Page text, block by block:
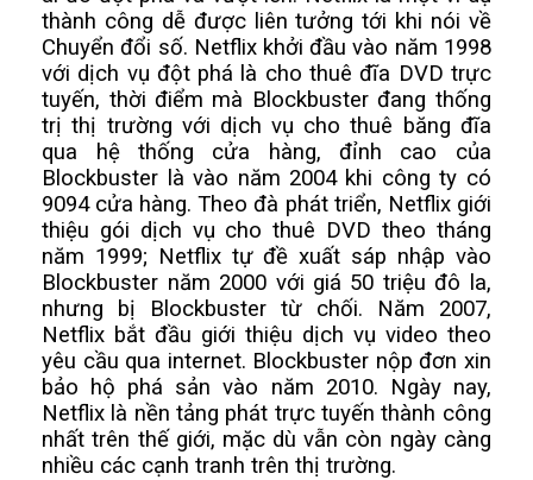
thành công dễ được liên tưởng tới khi nói về
Chuyển đổi số. Netflix khởi đầu vào năm 1998
với dịch vụ đột phá là cho thuê đĩa DVD trực
tuyến, thời điểm mà Blockbuster đang thống
trị thị trường với dịch vụ cho thuê băng đĩa
qua hệ thống cửa hàng, đỉnh cao của
Blockbuster là vào năm 2004 khi công ty có
9094 cửa hàng. Theo đà phát triển, Netflix giới
thiệu gói dịch vụ cho thuê DVD theo tháng
năm 1999; Netflix tự đề xuất sáp nhập vào
Blockbuster năm 2000 với giá 50 triệu đô la,
nhưng bị Blockbuster từ chối. Năm 2007,
Netflix bắt đầu giới thiệu dịch vụ video theo
yêu cầu qua internet. Blockbuster nộp đơn xin
bảo hộ phá sản vào năm 2010. Ngày nay,
Netflix là nền tảng phát trực tuyến thành công
nhất trên thế giới, mặc dù vẫn còn ngày càng
nhiều các cạnh tranh trên thị trường.